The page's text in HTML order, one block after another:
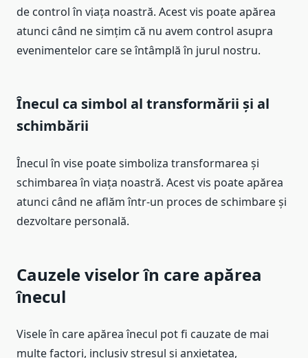
de control în viața noastră. Acest vis poate apărea
atunci când ne simțim că nu avem control asupra
evenimentelor care se întâmplă în jurul nostru.
Înecul ca simbol al transformării și al
schimbării
Înecul în vise poate simboliza transformarea și
schimbarea în viața noastră. Acest vis poate apărea
atunci când ne aflăm într-un proces de schimbare și
dezvoltare personală.
Cauzele viselor în care apărea
înecul
Visele în care apărea înecul pot fi cauzate de mai
multe factori, inclusiv stresul și anxietatea,